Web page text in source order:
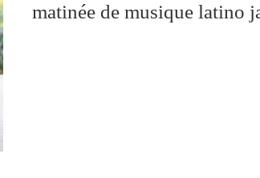
matinée de musique latino